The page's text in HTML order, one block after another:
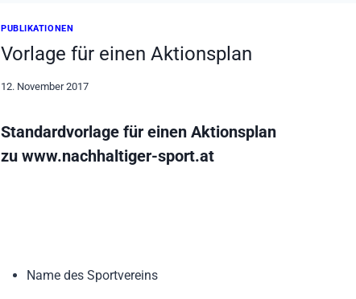
PUBLIKATIONEN
Vorlage für einen Aktionsplan
12. November 2017
Standardvorlage für einen Aktionsplan
zu www.nachhaltiger-sport.at
Name des Sportvereins